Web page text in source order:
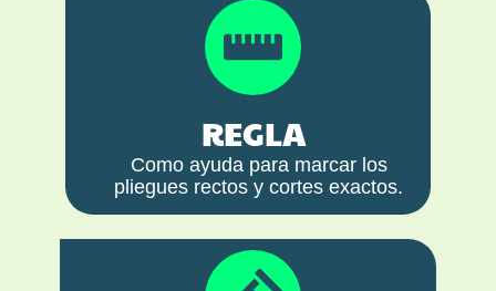
REGLA
Como ayuda para marcar los
pliegues rectos y cortes exactos.